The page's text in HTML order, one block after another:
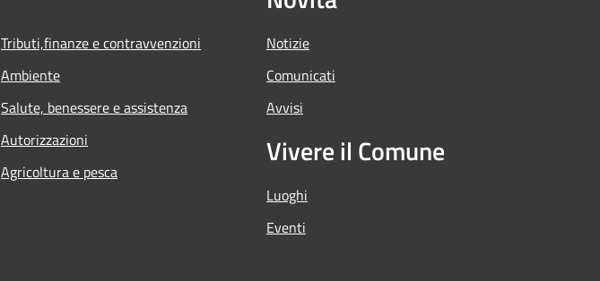
Tributi,finanze e contravvenzioni
Ambiente
Salute, benessere e assistenza
Autorizzazioni
Agricoltura e pesca
Notizie
Comunicati
Avvisi
Vivere il Comune
Luoghi
Eventi